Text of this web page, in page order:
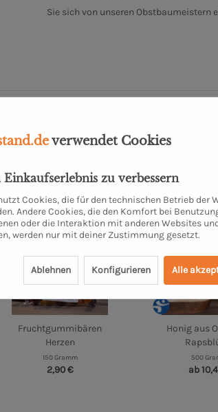
Sie sich von unseren Obstbaumeistern
Fruchtgummibären
Herzen
150 Gramm
2,90 €
Honig aus
500
ab
verwendet Cookies
zu verbessern
Cookies, die für den technischen Betrieb der
Andere Cookies, die den Komfort bei
oder die Interaktion mit anderen Websites
werden nur mit deiner Zustimmung gesetzt.
Ablehnen Konfigurieren Alle